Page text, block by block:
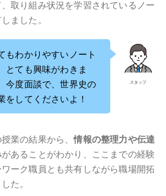
取り組み状況を学習されているノー
ました。
スタッフ
もわかりやすいノート
とても興味がわきま
今度面談で、世界史の
をしてくださいよ！
業の結果から、情報の整理力や伝達
があることがわかり、ここまでの経験
ーク職員とも共有しながら職場開拓
た。